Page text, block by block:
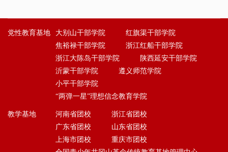
党性教育基地 大别山干部学院
红旗渠干部学院
焦裕禄干部学院
浙江红船干部学院
浙江大陈岛干部学院
陕西延安干部学院
沂蒙干部学院
遵义师范学院
小平干部学院
“两弹一星”理想信念教育学院
教学基地 河南省团校
浙江省团校
广东省团校
山东省团校
上海市团校
重庆市团校